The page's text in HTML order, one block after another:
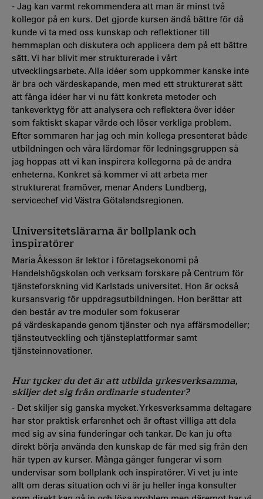
- Jag kan varmt rekommendera att man är minst två
kollegor på en kurs. Det gjorde kursen ändå bättre för då
kunde vi ta med oss kunskap och reflektioner till
hemmaplan och diskutera och applicera dem på ett bättre
sätt. Vi har blivit mer strukturerade i vårt
utvecklingsarbete. Alla idéer som uppkommer kanske inte
är bra och värdeskapande, men med ett strukturerat sätt
att fånga idéer har vi nu fått konkreta metoder och
tankeverktyg för att analysera och reflektera över idéer
som faktiskt skapar värde och löser verkliga problem.
Efter sommaren har jag och min kollega presenterat både
utbildningen och våra lärdomar för ledningsgruppen så
jag hoppas att vi kan inspirera kollegorna på de andra
enheterna. Konkret så kommer vi att arbeta mer
strukturerat framöver, menar Anders Lundberg,
servicechef vid Västra Götalandsregionen.
Universitetslärarna är bollplank och
inspiratörer
Maria Åkesson är lektor i företagsekonomi på
Handelshögskolan och verksam forskare på Centrum för
tjänsteforskning vid Karlstads universitet. Hon är också
kursansvarig för uppdragsutbildningen. Hon berättar att
den består av tre moduler som fokuserar
på värdeskapande genom tjänster och nya affärsmodeller;
tjänsteutveckling och tjänsteplattformar samt
tjänsteinnovationer.
Hur tycker du det är att utbilda yrkesverksamma,
skiljer det sig från ordinarie studenter?
- Det skiljer sig ganska mycket. Yrkesverksamma deltagare
har stor praktisk erfarenhet och är oftast villiga att dela
med sig av sina funderingar och tankar. De kan ju ofta
direkt börja använda den kunskap de får med sig från den
här typen av kurser. Många gånger fungerar vi som
undervisar som bollplank och inspiratörer. Vi vet ju inte
allt om deras situation och vi är ju heller inga konsulter